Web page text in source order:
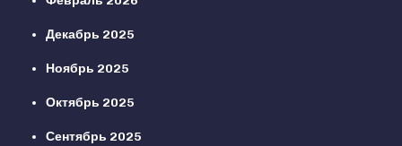
Декабрь 2025
Ноябрь 2025
Октябрь 2025
Сентябрь 2025